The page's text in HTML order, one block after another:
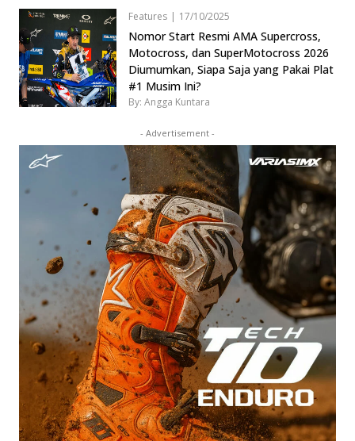
Features | 17/10/2025
Nomor Start Resmi AMA Supercross,
Motocross, dan SuperMotocross 2026
Diumumkan, Siapa Saja yang Pakai Plat
#1 Musim Ini?
By: Angga Kuntara
- Advertisement -